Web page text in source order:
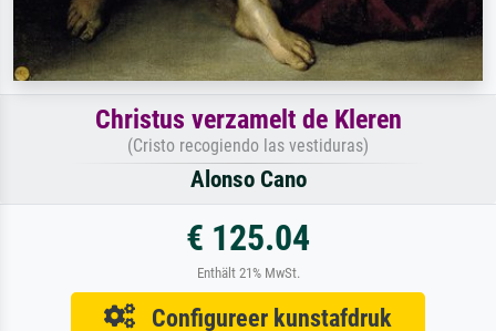
Christus verzamelt de Kleren
(Cristo recogiendo las vestiduras)
Alonso Cano
€ 125.04
Enthält 21% MwSt.
Configureer kunstafdruk